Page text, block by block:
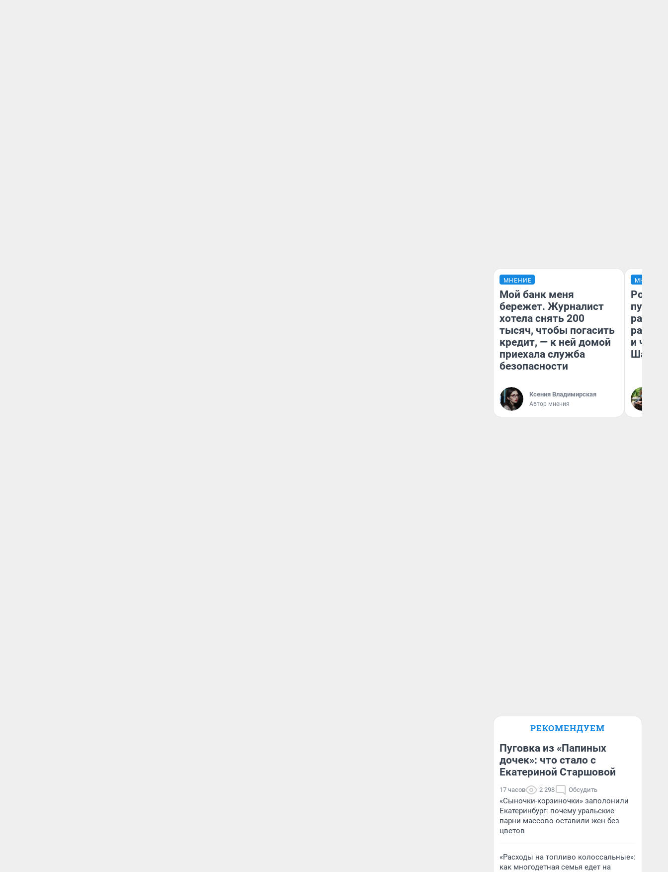
МНЕНИЕ
Мой банк меня
бережет. Журналист
хотела снять 200
тысяч, чтобы погасить
кредит, — к ней домой
приехала служба
безопасности
Ксения Владимирская
Автор мнения
МНЕНИЕ
и чем
РЕКОМЕНДУЕМ
Пуговка из «Папиных
дочек»: что стало с
Екатериной Старшовой
17 часов 2 298 Обсудить
«Сыночки-корзиночки» заполонили
Екатеринбург: почему уральские
парни массово оставили жен без
цветов
«Расходы на топливо колоссальные»:
как многодетная семья едет на